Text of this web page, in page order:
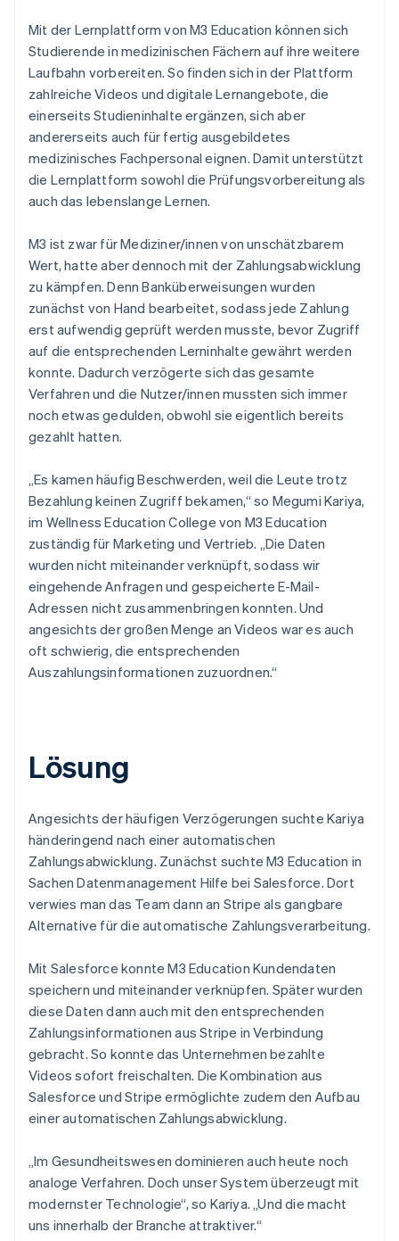
Mit der Lernplattform von M3 Education können sich
Studierende in medizinischen Fächern auf ihre weitere
Laufbahn vorbereiten. So finden sich in der Plattform
zahlreiche Videos und digitale Lernangebote, die
einerseits Studieninhalte ergänzen, sich aber
andererseits auch für fertig ausgebildetes
medizinisches Fachpersonal eignen. Damit unterstützt
die Lernplattform sowohl die Prüfungsvorbereitung als
auch das lebenslange Lernen.
M3 ist zwar für Mediziner/innen von unschätzbarem
Wert, hatte aber dennoch mit der Zahlungsabwicklung
zu kämpfen. Denn Banküberweisungen wurden
zunächst von Hand bearbeitet, sodass jede Zahlung
erst aufwendig geprüft werden musste, bevor Zugriff
auf die entsprechenden Lerninhalte gewährt werden
konnte. Dadurch verzögerte sich das gesamte
Verfahren und die Nutzer/innen mussten sich immer
noch etwas gedulden, obwohl sie eigentlich bereits
gezahlt hatten.
„Es kamen häufig Beschwerden, weil die Leute trotz
Bezahlung keinen Zugriff bekamen,“ so Megumi Kariya,
im Wellness Education College von M3 Education
zuständig für Marketing und Vertrieb. „Die Daten
wurden nicht miteinander verknüpft, sodass wir
eingehende Anfragen und gespeicherte E-Mail-
Adressen nicht zusammenbringen konnten. Und
angesichts der großen Menge an Videos war es auch
oft schwierig, die entsprechenden
Auszahlungsinformationen zuzuordnen.“
Lösung
Angesichts der häufigen Verzögerungen suchte Kariya
händeringend nach einer automatischen
Zahlungsabwicklung. Zunächst suchte M3 Education in
Sachen Datenmanagement Hilfe bei Salesforce. Dort
verwies man das Team dann an Stripe als gangbare
Alternative für die automatische Zahlungsverarbeitung.
Mit Salesforce konnte M3 Education Kundendaten
speichern und miteinander verknüpfen. Später wurden
diese Daten dann auch mit den entsprechenden
Zahlungsinformationen aus Stripe in Verbindung
gebracht. So konnte das Unternehmen bezahlte
Videos sofort freischalten. Die Kombination aus
Salesforce und Stripe ermöglichte zudem den Aufbau
einer automatischen Zahlungsabwicklung.
„Im Gesundheitswesen dominieren auch heute noch
analoge Verfahren. Doch unser System überzeugt mit
modernster Technologie“, so Kariya. „Und die macht
uns innerhalb der Branche attraktiver.“